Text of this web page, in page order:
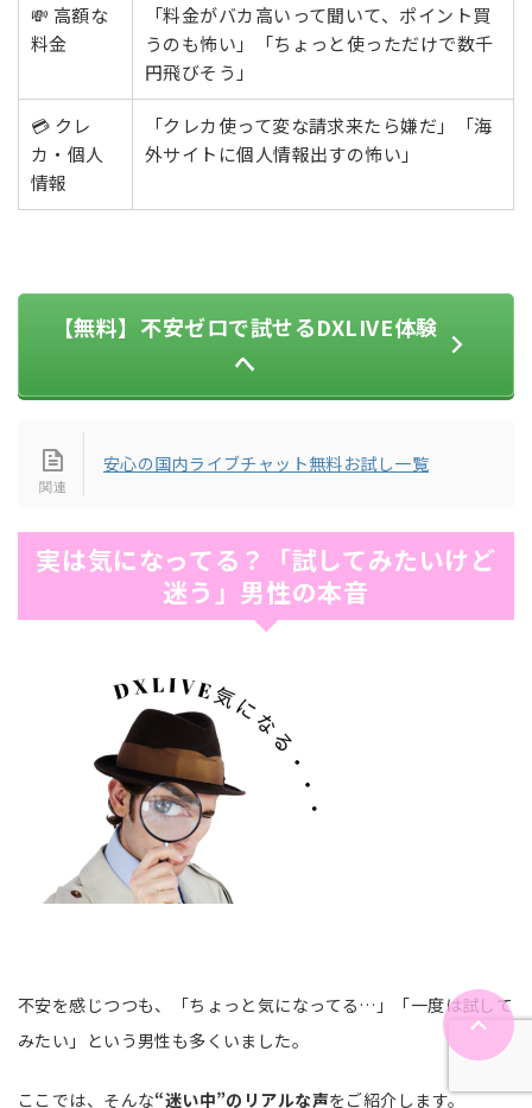
💸 高額な
料金
「料金がバカ高いって聞いて、ポイント買
うのも怖い」「ちょっと使っただけで数千
円飛びそう」
💳 クレ
カ・個人
情報
「クレカ使って変な請求来たら嫌だ」「海
外サイトに個人情報出すの怖い」
【無料】不安ゼロで試せるDXLIVE体験
へ
安心の国内ライブチャット無料お試し一覧
実は気になってる？「試してみたいけど
迷う」男性の本音
不安を感じつつも、「ちょっと気になってる…」「一度は試して
みたい」という男性も多くいました。
ここでは、そんな“迷い中”のリアルな声をご紹介します。